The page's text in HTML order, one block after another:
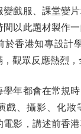
變戲服、課堂變
間以此題材製作
於香港知專設計
觀眾反應熱烈，
都會在常規時
戲、攝影、化妝
電影，講述前香